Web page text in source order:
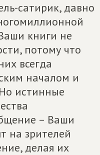
сатирик, давно
книги не
потому что
всегда
началом и
истинные
– Ваши
на зрителей
делая их